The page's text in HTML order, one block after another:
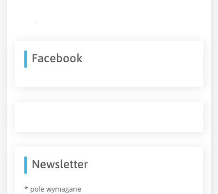
Facebook
Newsletter
* pole wymagane